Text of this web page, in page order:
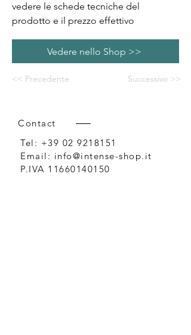
vedere le schede tecniche del
prodotto e il prezzo effettivo
Vedere nello Shop >>
<< Precedente Successivo >>
Contact
Tel: +39 02 9218151
Email: info@intense-shop.it
P.IVA 11660140150